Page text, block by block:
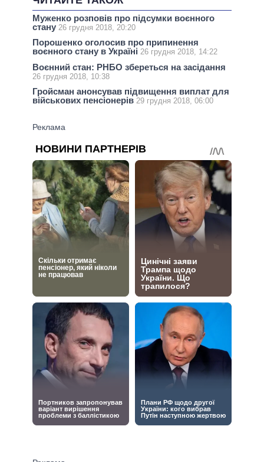
Муженко розповів про підсумки воєнного
стану 26 грудня 2018, 20:20
Порошенко оголосив про припинення
воєнного стану в Україні 26 грудня 2018, 14:22
Воєнний стан: РНБО збереться на засідання
26 грудня 2018, 10:38
Гройсман анонсував підвищення виплат для
військових пенсіонерів 29 грудня 2018, 06:00